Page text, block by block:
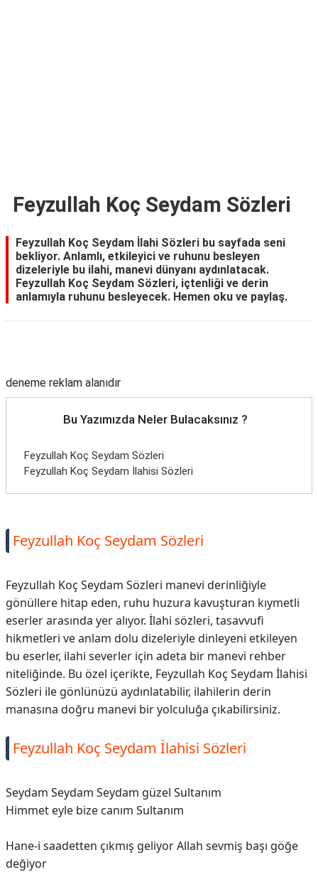
Feyzullah Koç Seydam Sözleri
Feyzullah Koç Seydam İlahi Sözleri bu sayfada seni
bekliyor. Anlamlı, etkileyici ve ruhunu besleyen
dizeleriyle bu ilahi, manevi dünyanı aydınlatacak.
Feyzullah Koç Seydam Sözleri, içtenliği ve derin
anlamıyla ruhunu besleyecek. Hemen oku ve paylaş.
deneme reklam alanıdır
Bu Yazımızda Neler Bulacaksınız ?
Feyzullah Koç Seydam Sözleri
Feyzullah Koç Seydam İlahisi Sözleri
Feyzullah Koç Seydam Sözleri
Feyzullah Koç Seydam Sözleri manevi derinliğiyle
gönüllere hitap eden, ruhu huzura kavuşturan kıymetli
eserler arasında yer alıyor. İlahi sözleri, tasavvufi
hikmetleri ve anlam dolu dizeleriyle dinleyeni etkileyen
bu eserler, ilahi severler için adeta bir manevi rehber
niteliğinde. Bu özel içerikte, Feyzullah Koç Seydam İlahisi
Sözleri ile gönlünüzü aydınlatabilir, ilahilerin derin
manasına doğru manevi bir yolculuğa çıkabilirsiniz.
Feyzullah Koç Seydam İlahisi Sözleri
Seydam Seydam Seydam güzel Sultanım
Himmet eyle bize canım Sultanım
Hane-i saadetten çıkmış geliyor Allah sevmiş başı göğe
değiyor